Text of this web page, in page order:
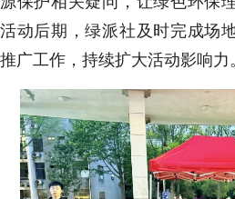
活动后期，绿派社及时完成场
推广工作，持续扩大活动影响力